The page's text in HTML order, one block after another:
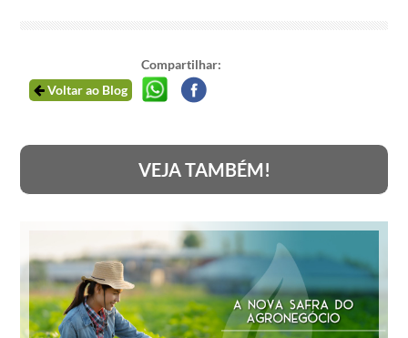
Voltar ao Blog
Compartilhar:
VEJA TAMBÉM!